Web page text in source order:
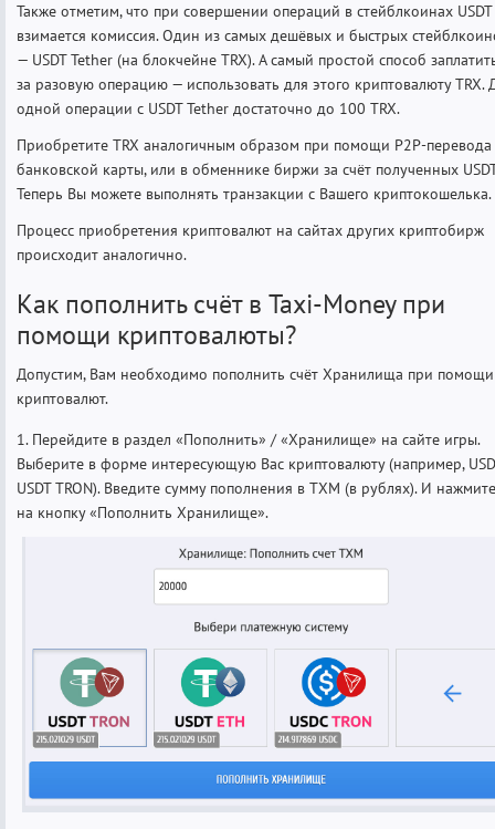
Также отметим, что при совершении операций в стейблкоинах USDT
взимается комиссия. Один из самых дешёвых и быстрых
— USDT Tether (на блокчейне TRX). А самый простой способ
за разовую операцию — использовать для этого криптовалюту TRX.
одной операции с USDT Tether достаточно до 100 TRX.
Приобретите TRX аналогичным образом при помощи P2P-перевода
банковской карты, или в обменнике биржи за счёт полученных
Теперь Вы можете выполнять транзакции с Вашего криптокошелька.
Процесс приобретения криптовалют на сайтах других криптобирж
происходит аналогично.
Как пополнить счёт в Taxi-Money при
помощи криптовалюты?
Допустим, Вам необходимо пополнить счёт Хранилища при помощи
криптовалют.
1. Перейдите в раздел «Пополнить» / «Хранилище» на сайте игры.
Выберите в форме интересующую Вас криптовалюту (например,
USDT TRON). Введите сумму пополнения в TXM (в рублях). И нажмите
на кнопку «Пополнить Хранилище».